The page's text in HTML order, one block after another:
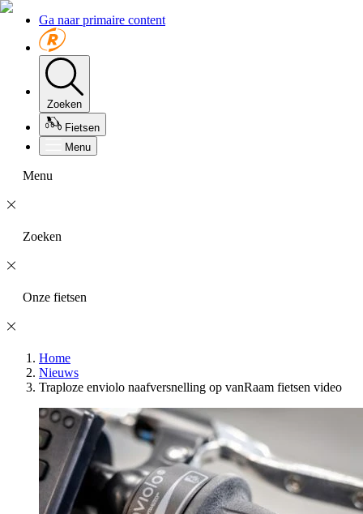
Ga naar primaire content
Zoeken
Fietsen
Menu
Menu
Zoeken
Onze fietsen
Home
Nieuws
Traploze enviolo naafversnelling op vanRaam fietsen video